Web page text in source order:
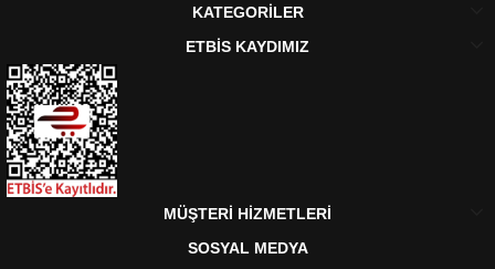
KATEGORİLER
ETBİS KAYDIMIZ
MÜŞTERİ HİZMETLERİ
SOSYAL MEDYA